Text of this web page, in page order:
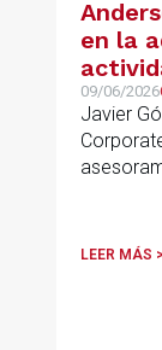
en la
09/06/2026
Javier
LEER MÁS